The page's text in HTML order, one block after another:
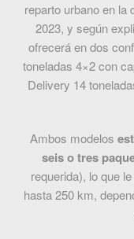
reparto urbano en la
2023, y según
ofrecerá en dos
toneladas 4×2 con
Delivery 14
Ambos modelos
seis o tres
requerida), lo que
hasta 250 km,